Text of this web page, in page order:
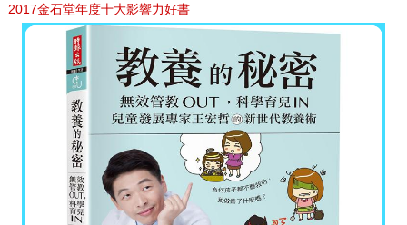
2017金石堂年度十大影響力好書